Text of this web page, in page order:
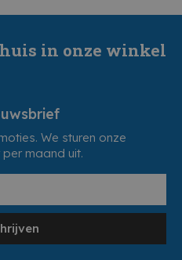
in onze winkel
We sturen onze
maand uit.